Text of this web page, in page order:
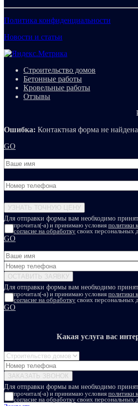
Политика конфиденциальности
Новости и статьи
Строительство домов
Бетонные работы
Кровельные работы
Отзывы
Ошибка: Контактная форма не
GO
Для отправки формы вам необходимо
прочитал(-а) и принимаю условия политики
согласие на обработку своих персональных
GO
Для отправки формы вам необходимо
прочитал(-а) и принимаю условия политики
согласие на обработку своих персональных
GO
Какая услуга вас
Для отправки формы вам необходимо
прочитал(-а) и принимаю условия политики
согласие на обработку своих персональных